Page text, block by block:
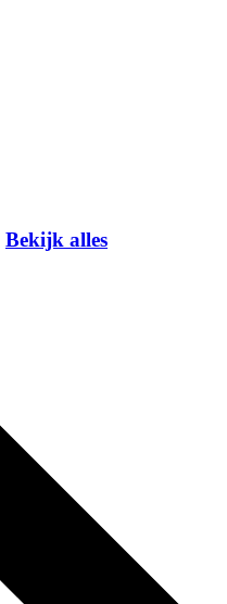
Bekijk alles